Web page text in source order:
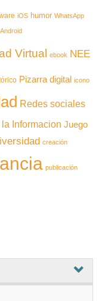
iOS humor WhatsApp
Android
Virtual ebook NEE
Pizarra digital icono
Redes sociales
Informacion Juego
creación
publicación